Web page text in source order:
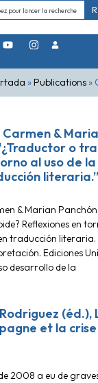
» Publications »
&
o
al uso de
literaria.”
& Marian
Reflexiones en
traducción
Ediciones
desarrollo de la
(éd.),
et la
2008 a eu de